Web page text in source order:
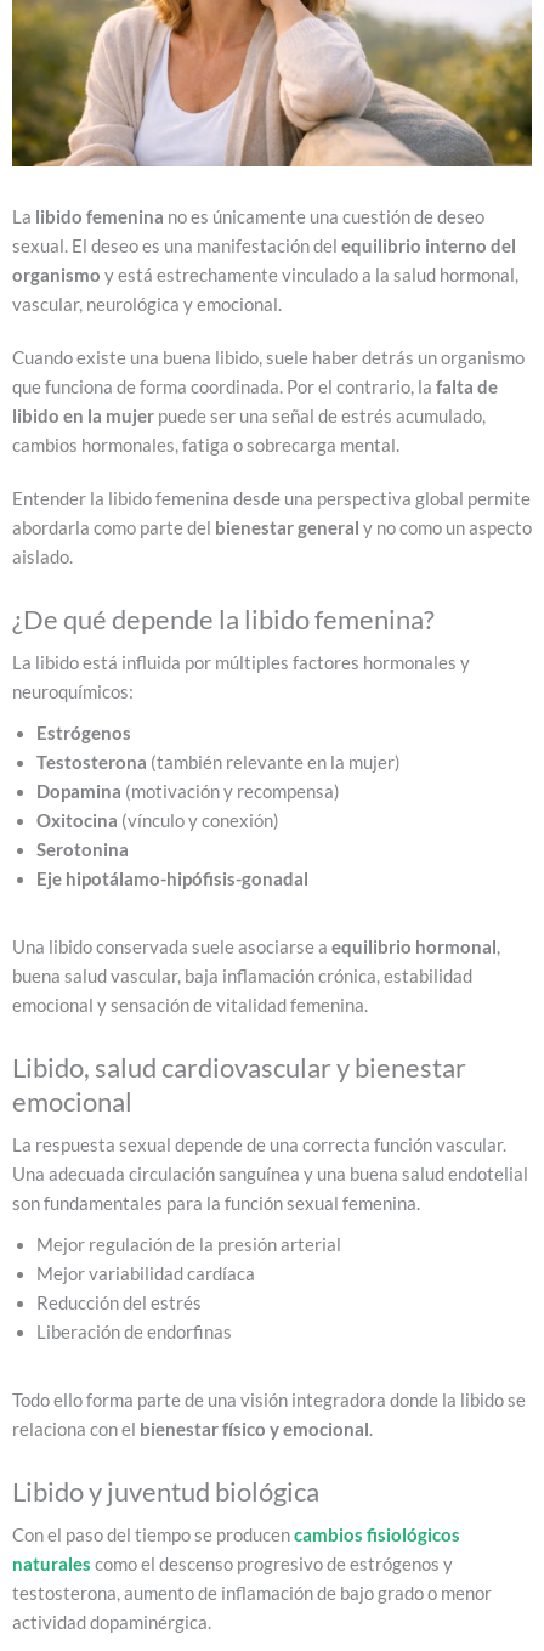
La libido femenina no es únicamente una cuestión de deseo
sexual. El deseo es una manifestación del equilibrio interno del
organismo y está estrechamente vinculado a la salud hormonal,
vascular, neurológica y emocional.
Cuando existe una buena libido, suele haber detrás un organismo
que funciona de forma coordinada. Por el contrario, la falta de
libido en la mujer puede ser una señal de estrés acumulado,
cambios hormonales, fatiga o sobrecarga mental.
Entender la libido femenina desde una perspectiva global permite
abordarla como parte del bienestar general y no como un aspecto
aislado.
¿De qué depende la libido femenina?
La libido está influida por múltiples factores hormonales y
neuroquímicos:
Estrógenos
Testosterona (también relevante en la mujer)
Dopamina (motivación y recompensa)
Oxitocina (vínculo y conexión)
Serotonina
Eje hipotálamo-hipófisis-gonadal
Una libido conservada suele asociarse a equilibrio hormonal,
buena salud vascular, baja inflamación crónica, estabilidad
emocional y sensación de vitalidad femenina.
Libido, salud cardiovascular y bienestar
emocional
La respuesta sexual depende de una correcta función vascular.
Una adecuada circulación sanguínea y una buena salud endotelial
son fundamentales para la función sexual femenina.
Mejor regulación de la presión arterial
Mejor variabilidad cardíaca
Reducción del estrés
Liberación de endorfinas
Todo ello forma parte de una visión integradora donde la libido se
relaciona con el bienestar físico y emocional.
Libido y juventud biológica
Con el paso del tiempo se producencambios fisiológicos
naturales como el descenso progresivo de estrógenos y
testosterona, aumento de inflamación de bajo grado o menor
actividad dopaminérgica.